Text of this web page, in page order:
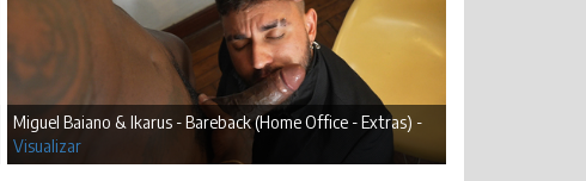
Miguel Baiano & Ikarus - Bareback (Home Office - Extras) -
Visualizar